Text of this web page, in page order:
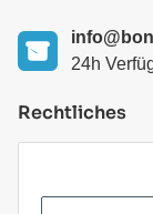
24h
Rechtliches